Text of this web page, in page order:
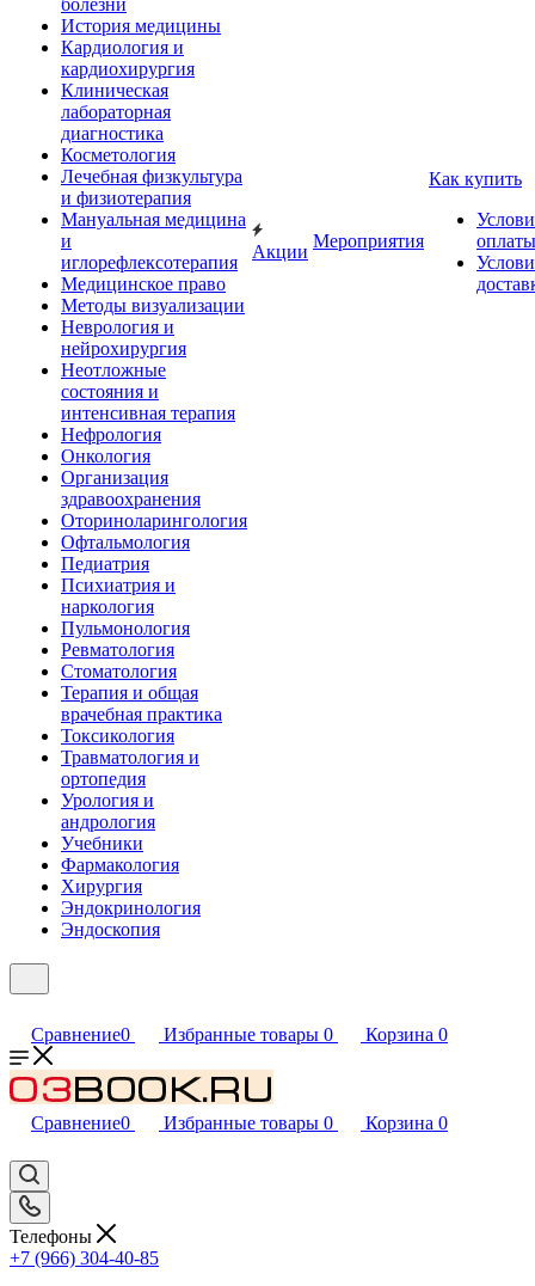
болезни
История медицины
Кардиология и
кардиохирургия
Клиническая
лабораторная
диагностика
Косметология
Лечебная физкультура
и физиотерапия
Мануальная медицина
и
иглорефлексотерапия
Медицинское право
Методы визуализации
Неврология и
нейрохирургия
Неотложные
состояния и
интенсивная терапия
Нефрология
Онкология
Организация
здравоохранения
Оториноларингология
Офтальмология
Педиатрия
Психиатрия и
наркология
Пульмонология
Ревматология
Стоматология
Терапия и общая
врачебная практика
Токсикология
Травматология и
ортопедия
Урология и
андрология
Учебники
Фармакология
Хирургия
Эндокринология
Эндоскопия
Акции
Мероприятия
Как купить
оплаты
Сравнение0 Избранные товары 0 Корзина 0
Сравнение0 Избранные товары 0 Корзина 0
Телефоны
+7 (966) 304-40-85